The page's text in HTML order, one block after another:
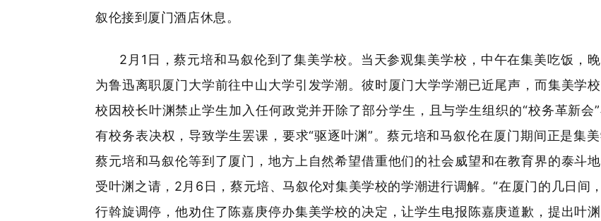
叙伦接到厦门酒店休息。
2月1日，蔡元培和马叙伦到了集美学校。当天参观集美学校，中午在集美吃饭，
为鲁迅离职厦门大学前往中山大学引发学潮。彼时厦门大学学潮已近尾声，而集美学
校因校长叶渊禁止学生加入任何政党并开除了部分学生，且与学生组织的“校务革新
有校务表决权，导致学生罢课，要求“驱逐叶渊”。蔡元培和马叙伦在厦门期间正是集
蔡元培和马叙伦等到了厦门，地方上自然希望借重他们的社会威望和在教育界的泰斗
受叶渊之请，2月6日，蔡元培、马叙伦对集美学校的学潮进行调解。“在厦门的几日间
行斡旋调停，他劝住了陈嘉庚停办集美学校的决定，让学生电报陈嘉庚道歉，提出叶